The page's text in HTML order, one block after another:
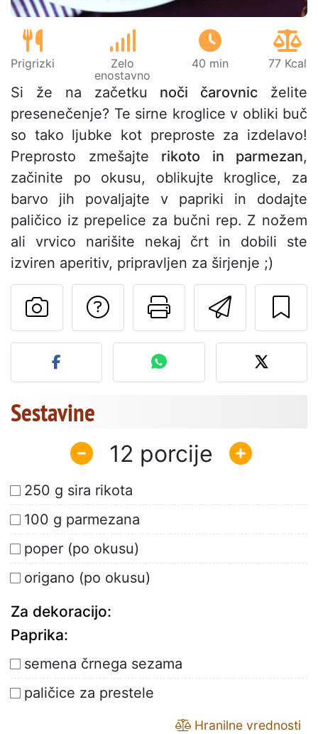
Prigrizki
Zelo
enostavno
40 min 77 Kcal
Si že na začetku noči čarovnic želite
presenečenje? Te sirne kroglice v obliki buč
so tako ljubke kot preproste za izdelavo!
Preprosto zmešajte rikoto in parmezan,
začinite po okusu, oblikujte kroglice, za
barvo jih povaljajte v papriki in dodajte
paličico iz prepelice za bučni rep. Z nožem
ali vrvico narišite nekaj črt in dobili ste
izviren aperitiv, pripravljen za širjenje ;)
Pošlji
Natisni to
Postavite
Objavite svojo fotografijo
Sestavine
12
250 g sira rikota
100 g parmezana
poper (po okusu)
origano (po okusu)
Za dekoracijo:
Paprika:
semena črnega sezama
paličice za prestele
Hranilne vrednosti